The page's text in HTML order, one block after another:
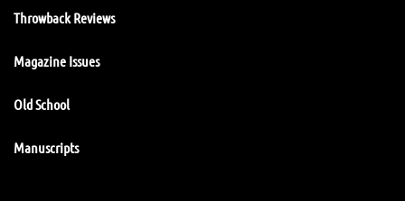
Throwback Reviews
Magazine Issues
Old School
Manuscripts